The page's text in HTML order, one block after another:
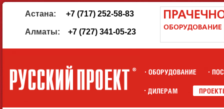
Астана: +7 (717) 252-58-83
Алматы: +7 (727) 341-05-23